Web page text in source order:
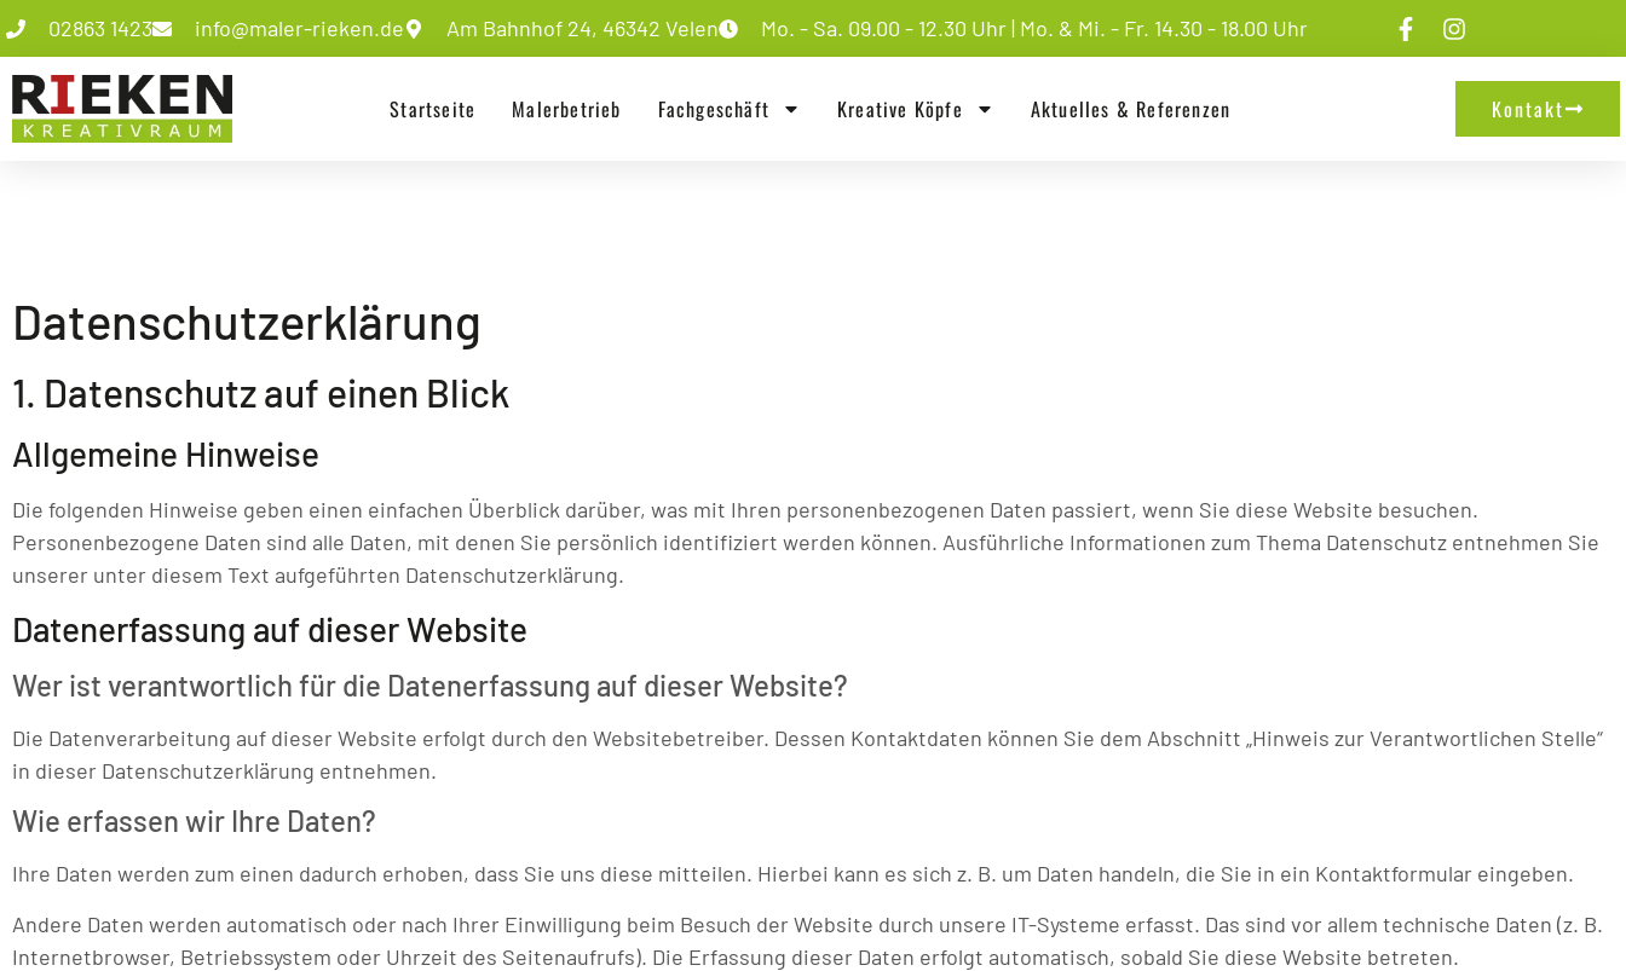
02863 1423 info@maler-rieken.de Am Bahnhof 24, 46342 Velen Mo. - Sa. 09.00 - 12.30 Uhr | Mo. & Mi. - Fr. 14.30 - 18.00 Uhr
Startseite Malerbetrieb Fachgeschäft Kreative Köpfe Aktuelles & Referenzen Kontakt
Datenschutz­erklärung
1. Datenschutz auf einen Blick
Allgemeine Hinweise
Die folgenden Hinweise geben einen einfachen Überblick darüber, was mit Ihren personenbezogenen Daten passiert, wenn Sie diese Website besuchen.
Personenbezogene Daten sind alle Daten, mit denen Sie persönlich identifiziert werden können. Ausführliche Informationen zum Thema Datenschutz entnehmen Sie
unserer unter diesem Text aufgeführten Datenschutzerklärung.
Datenerfassung auf dieser Website
Wer ist verantwortlich für die Datenerfassung auf dieser Website?
Die Datenverarbeitung auf dieser Website erfolgt durch den Websitebetreiber. Dessen Kontaktdaten können Sie dem Abschnitt „Hinweis zur Verantwortlichen Stelle“
in dieser Datenschutzerklärung entnehmen.
Wie erfassen wir Ihre Daten?
Ihre Daten werden zum einen dadurch erhoben, dass Sie uns diese mitteilen. Hierbei kann es sich z. B. um Daten handeln, die Sie in ein Kontaktformular eingeben.
Andere Daten werden automatisch oder nach Ihrer Einwilligung beim Besuch der Website durch unsere IT-Systeme erfasst. Das sind vor allem technische Daten (z. B.
Internetbrowser, Betriebssystem oder Uhrzeit des Seitenaufrufs). Die Erfassung dieser Daten erfolgt automatisch, sobald Sie diese Website betreten.